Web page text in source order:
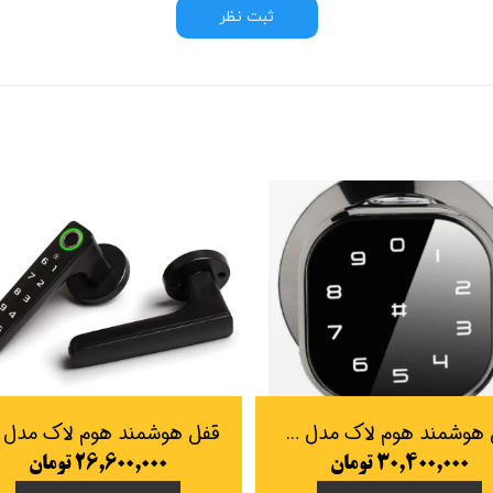
ثبت نظر
۲۶,۶۰۰,۰۰۰ تومان
قفل هوشمند هوم لاک مدل B220
۳۰,۴۰۰,۰۰۰ تومان